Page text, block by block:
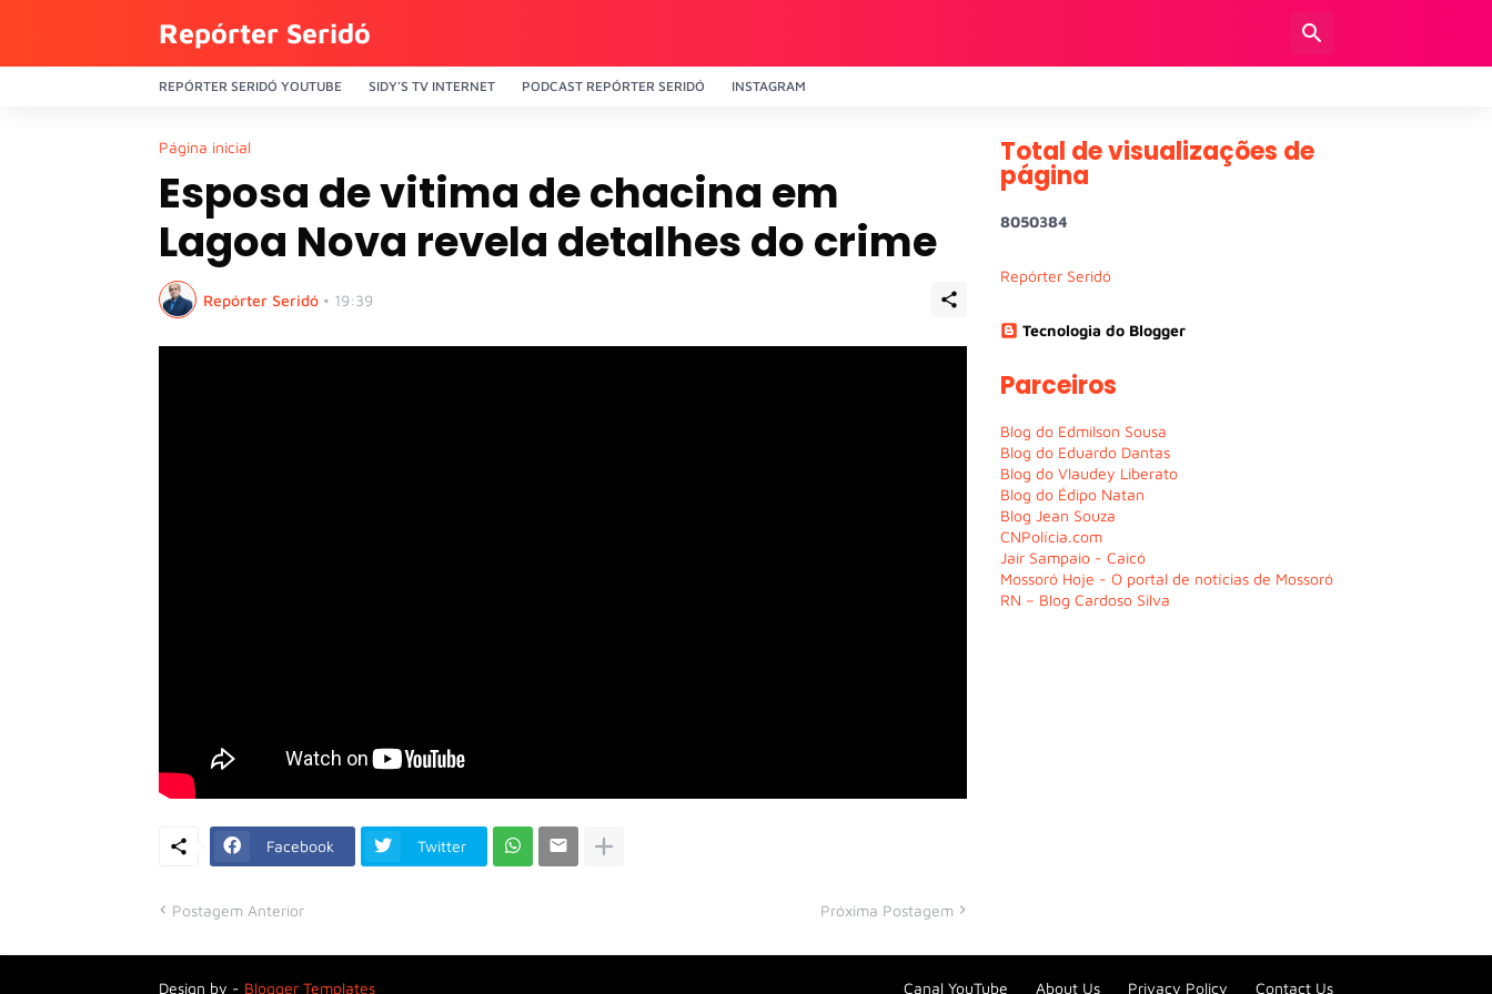
Repórter Seridó
REPÓRTER SERIDÓ YOUTUBE SIDY'S TV INTERNET PODCAST REPÓRTER SERIDÓ INSTAGRAM
Página inicial
Esposa de vitima de chacina em
Lagoa Nova revela detalhes do crime
Repórter Seridó • 19:39
Facebook Twitter
Postagem Anterior Próxima Postagem
Total de visualizações de
página
8050384
Repórter Seridó
Tecnologia do Blogger
Parceiros
Blog do Edmilson Sousa
Blog do Eduardo Dantas
Blog do Vlaudey Liberato
Blog do Édipo Natan
Blog Jean Souza
CNPolícia.com
Jair Sampaio - Caicó
Mossoró Hoje - O portal de notícias de Mossoró
RN – Blog Cardoso Silva
Design by - Blogger Templates Canal YouTube About Us Privacy Policy Contact Us